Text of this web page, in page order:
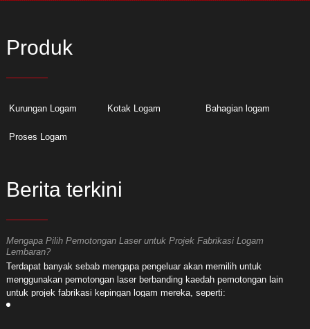
Produk
Kurungan Logam Kotak Logam Bahagian logam
Proses Logam
Berita terkini
Mengapa Pilih Pemotongan Laser untuk Projek Fabrikasi Logam
Lembaran?
Terdapat banyak sebab mengapa pengeluar akan memilih untuk
menggunakan pemotongan laser berbanding kaedah pemotongan lain
untuk projek fabrikasi kepingan logam mereka, seperti: